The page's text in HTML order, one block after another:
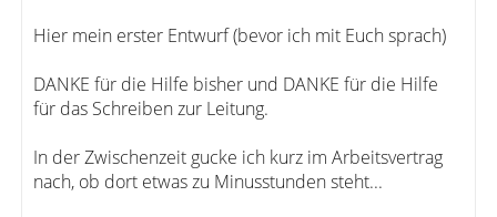
Hier mein erster Entwurf (bevor ich mit Euch sprach)
DANKE für die Hilfe bisher und DANKE für die Hilfe
für das Schreiben zur Leitung.
In der Zwischenzeit gucke ich kurz im Arbeitsvertrag
nach, ob dort etwas zu Minusstunden steht...